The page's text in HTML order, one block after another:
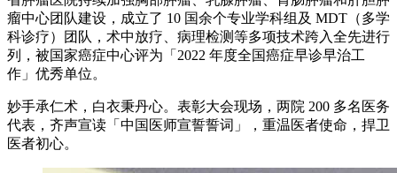
瘤中心团队建设，成立了 10 国余个专业学科组及 MDT（多学
科诊疗）团队，术中放疗、病理检测等多项技术跨入全先进行
列，被国家癌症中心评为「2022 年度全国癌症早诊早治工
作」优秀单位。
妙手承仁术，白衣秉丹心。表彰大会现场，两院 200 多名医务
代表，齐声宣读「中国医师宣誓誓词」，重温医者使命，捍卫
医者初心。